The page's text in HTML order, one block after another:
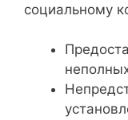
социальному